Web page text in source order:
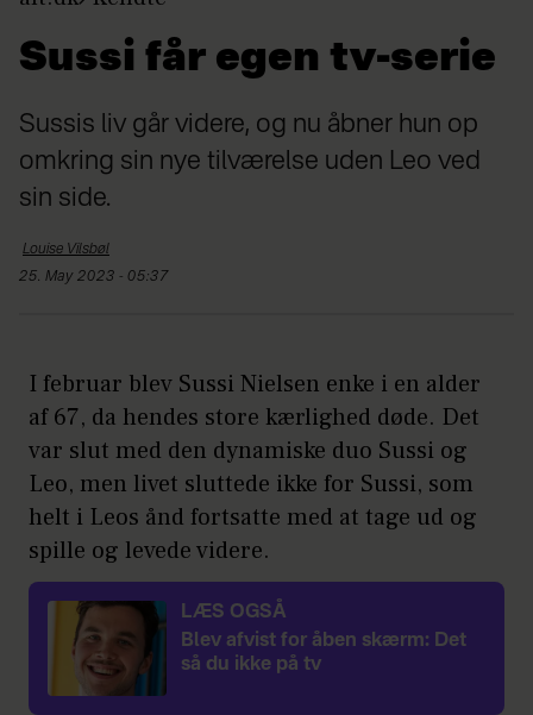
Sussi får egen tv-serie
Sussis liv går videre, og nu åbner hun op
omkring sin nye tilværelse uden Leo ved
sin side.
Louise Vilsbøl
25. May 2023 - 05:37
I februar blev Sussi Nielsen enke i en alder
af 67, da hendes store kærlighed døde. Det
var slut med den dynamiske duo Sussi og
Leo, men livet sluttede ikke for Sussi, som
helt i Leos ånd fortsatte med at tage ud og
spille og levede videre.
LÆS OGSÅ
Blev afvist for åben skærm: Det
så du ikke på tv